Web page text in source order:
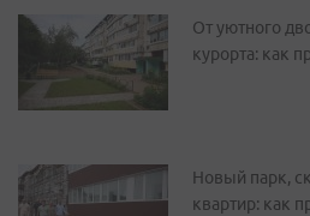
От уютного
курорта: как
Новый парк,
квартир: как